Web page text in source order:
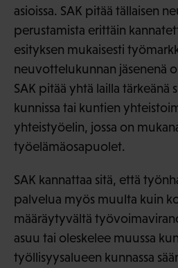
asioissa. SAK pitää tällaisen
perustamista erittäin
esityksen mukaisesti
neuvottelukunnan jäsenenä
SAK pitää yhtä lailla tärkeänä
kunnissa tai kuntien
yhteistyöelin, jossa on
työelämäosapuolet.
SAK kannattaa sitä, että
palvelua myös muulta kuin
määräytyvältä
asuu tai oleskelee muussa
työllisyysalueen kunnassa